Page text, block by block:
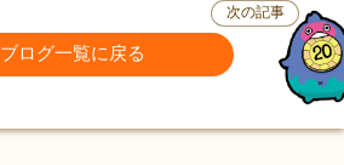
ブログ一覧に戻る
次の記事